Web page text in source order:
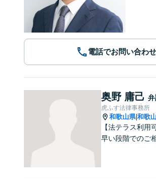
電話でお問い合わせ
奥野 庸己
虎ふす法律事務所
和歌山県|和歌
【法テラス利
早い段階でのご